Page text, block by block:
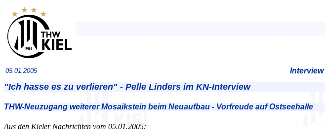
05.01.2005 Interview
"Ich hasse es zu verlieren" - Pelle Linders im KN-Interview
THW-Neuzugang weiterer Mosaikstein beim Neuaufbau - Vorfreude auf Ostseehalle
Aus den Kieler Nachrichten vom 05.01.2005: